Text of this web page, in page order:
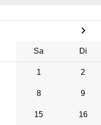
Sa Di
1 2
8 9
15 16